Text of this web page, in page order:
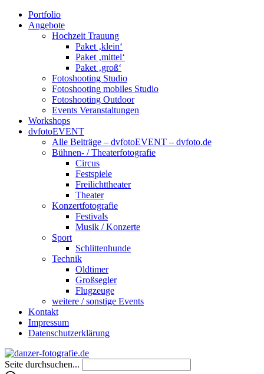
Portfolio
Angebote
Hochzeit Trauung
Paket ‚klein‘
Paket ‚mittel‘
Paket ‚groß‘
Fotoshooting Studio
Fotoshooting mobiles Studio
Fotoshooting Outdoor
Events Veranstaltungen
Workshops
dvfotoEVENT
Alle Beiträge – dvfotoEVENT – dvfoto.de
Bühnen- / Theaterfotografie
Circus
Festspiele
Freilichttheater
Theater
Konzertfotografie
Festivals
Musik / Konzerte
Sport
Schlittenhunde
Technik
Oldtimer
Großsegler
Flugzeuge
weitere / sonstige Events
Kontakt
Impressum
Datenschutzerklärung
Seite durchsuchen...